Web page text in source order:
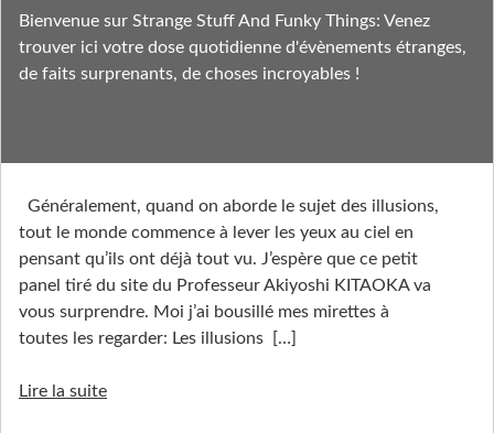
Fil des commentaires
Généralement, quand on aborde le sujet des illusions,
tout le monde commence à lever les yeux au ciel en
pensant qu’ils ont déjà tout vu. J’espère que ce petit
panel tiré du site du Professeur Akiyoshi KITAOKA va
vous surprendre. Moi j’ai bousillé mes mirettes à
toutes les regarder: Les illusions
[…]
Lire la suite
Bienvenue sur Strange Stuff And Funky Things: Venez
trouver ici votre dose quotidienne d'évènements étranges,
de faits surprenants, de choses incroyables !